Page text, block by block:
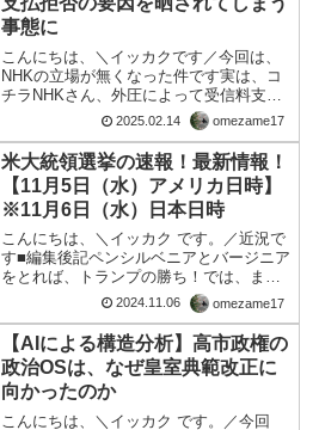
事態に
こんにちは、＼イッカクです／今回は、
NHKの立場が無くなった件です実は、コ
チラNHKさん、外圧によって受信料支払
拒否の要因を晒されてしまう事態に☺️ネ
ット大荒れ 批判殺到 異常事態 #USAID
pic.twitter.com/SJqoeE...
2025.02.14 omezame17
米大統領選挙の速報！最新情報！
【11月5日（水）アメリカ日時】
※11月6日（水）日本日時
こんにちは、＼イッカク です。／近況で
す■編集後記ペンシルベニアとバージニア
をとれば、トランプの勝ち！では、ま
2024.11.06 omezame17
【AIによる構造分析】高市政権の
政治OSは、なぜ皇室典範改正に
向かったのか
こんにちは、＼イッカク です。／今回